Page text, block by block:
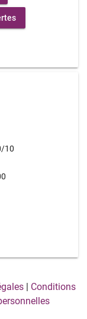
10
| Conditions